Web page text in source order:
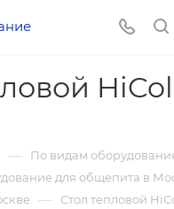
— По видам
для общепита в
— Стол тепловой